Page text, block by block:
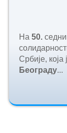
На 50.
Србије, која
Београду...